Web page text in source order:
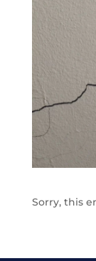
Sorry, this